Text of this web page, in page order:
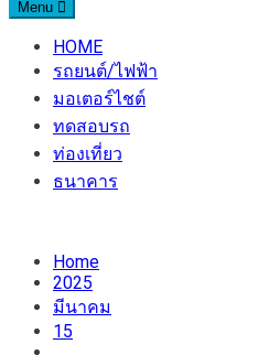
Menu
HOME
รถยนต์/ไฟฟ้า
มอเตอร์ไชต์
ทดสอบรถ
ท่องเที่ยว
ธนาคาร
Home
2025
มีนาคม
15